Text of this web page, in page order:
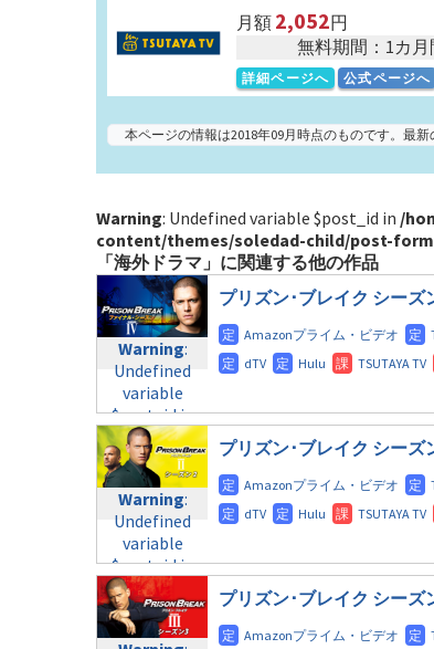
月額 2,052円
無料期間：1カ月
詳細ページへ 公式ページへ
本ページの情報は2018年09月時点のものです。最
Warning: Undefined variable $post_id in /
content/themes/soledad-child/post-
「海外ドラマ」に関連する他の作品
Warning:
Undefined
variable
$post_id in
/home/c4607168/public_html/osusume-
doga.com/wp-
content/themes/soledad-
child/post-
formats/format-
tax.phpon
line112
Warning:
Undefined
プリズン･ブレイク シーズ
Warning:
Undefined
variable
$post_id in
/home/c4607168/public_html/osusume-
doga.com/wp-
content/themes/soledad-
プリズン･ブレイク シーズ
プリズン･ブレイク シーズ